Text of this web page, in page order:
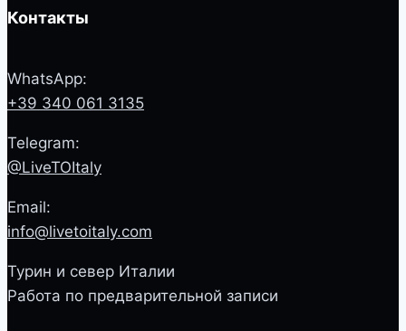
Контакты
WhatsApp:
+39 340 061 3135
Telegram:
@LiveTOItaly
Email:
info@livetoitaly.com
Турин и север Италии
Работа по предварительной записи